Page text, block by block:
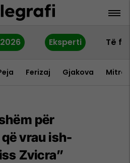
Eksperti Të
Ferizaj Gjakova
për
vrau ish-
Zvicra”